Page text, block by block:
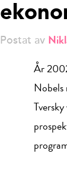
Postat av
År
Nobels